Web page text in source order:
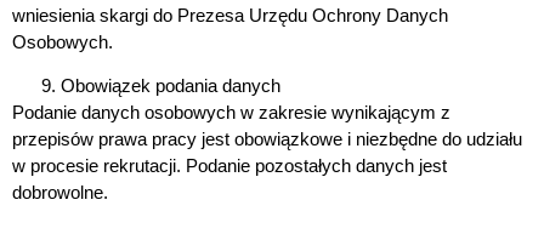
wniesienia skargi do Prezesa Urzędu Ochrony Danych
Osobowych.
Obowiązek podania danych
Podanie danych osobowych w zakresie wynikającym z
przepisów prawa pracy jest obowiązkowe i niezbędne do udziału
w procesie rekrutacji. Podanie pozostałych danych jest
dobrowolne.